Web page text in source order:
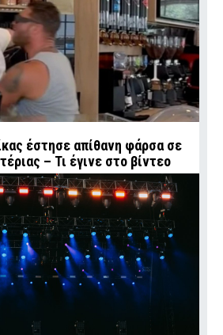
έστησε απίθανη φάρσα σε
– Τι έγινε στο βίντεο